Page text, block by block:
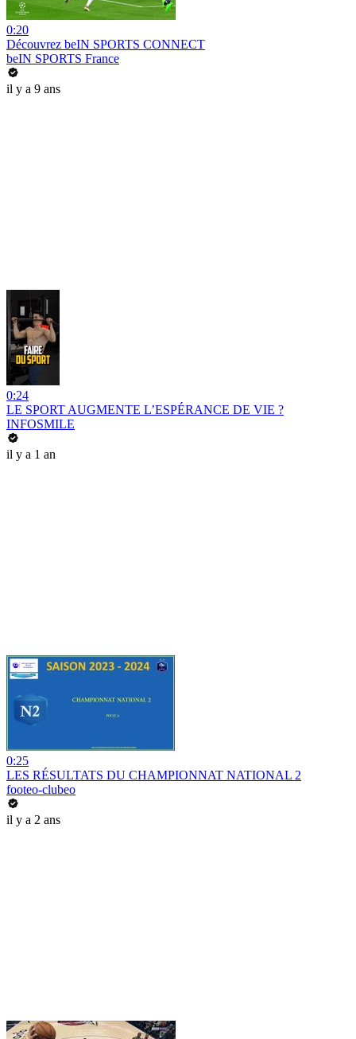
0:20
Découvrez beIN SPORTS CONNECT
beIN SPORTS France
il y a 9 ans
0:24
LE SPORT AUGMENTE L’ESPÉRANCE DE VIE ?
INFOSMILE
il y a 1 an
0:25
LES RÉSULTATS DU CHAMPIONNAT NATIONAL 2
footeo-clubeo
il y a 2 ans